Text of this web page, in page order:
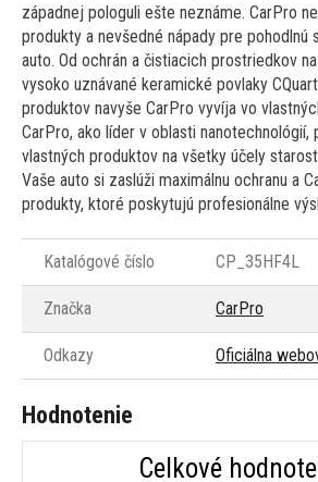
západnej pologuli ešte neznáme. CarPro
produkty a nevšedné nápady pre pohodlnú
auto. Od ochrán a čistiacich prostriedkov
vysoko uznávané keramické povlaky
produktov navyše CarPro vyvíja vo
CarPro, ako líder v oblasti nanotechnológií,
vlastných produktov na všetky účely
Vaše auto si zaslúži maximálnu ochranu a
produkty, ktoré poskytujú profesionálne
Katalógové číslo CP_35HF4L
Značka CarPro
Odkazy Oficiálna
Hodnotenie
Celkové